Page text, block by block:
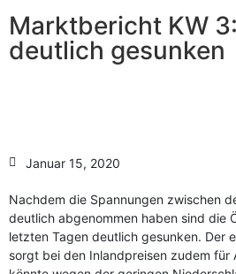
Marktbericht KW
deutlich gesunken
Januar 15, 2020
Nachdem die Spannungen zwischen
deutlich abgenommen haben sind die
letzten Tagen deutlich gesunken. Der
sorgt bei den Inlandpreisen zudem für